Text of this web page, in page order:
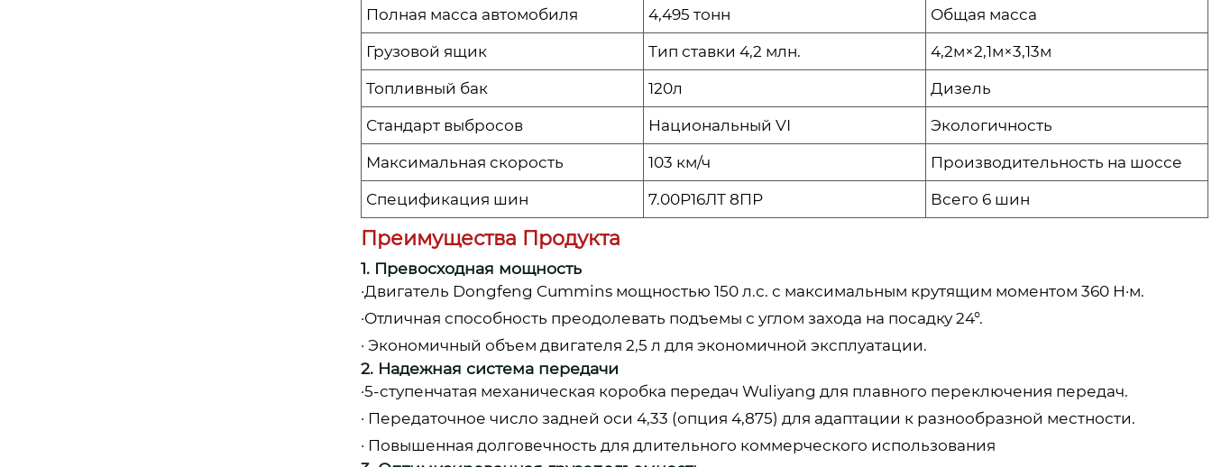
Полная масса автомобиля 4,495 тонн Общая масса
Грузовой ящик Тип ставки 4,2 млн. 4,2м×2,1м×3,13м
Топливный бак 120л Дизель
Стандарт выбросов Национальный VI Экологичность
Максимальная скорость 103 км/ч Производительность на шоссе
Спецификация шин 7.00Р16ЛТ 8ПР Всего 6 шин
Преимущества Продукта
1. Превосходная мощность
·Двигатель Dongfeng Cummins мощностью 150 л.с. с максимальным крутящим моментом 360 Н·м.
·Отличная способность преодолевать подъемы с углом захода на посадку 24°.
· Экономичный объем двигателя 2,5 л для экономичной эксплуатации.
2. Надежная система передачи
·5-ступенчатая механическая коробка передач Wuliyang для плавного переключения передач.
· Передаточное число задней оси 4,33 (опция 4,875) для адаптации к разнообразной местности.
· Повышенная долговечность для длительного коммерческого использования